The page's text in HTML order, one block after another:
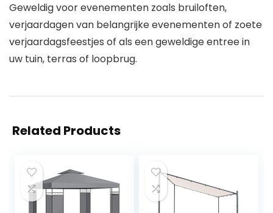
Geweldig voor evenementen zoals bruiloften,
verjaardagen van belangrijke evenementen of zoete
verjaardagsfeestjes of als een geweldige entree in
uw tuin, terras of loopbrug.
Related Products